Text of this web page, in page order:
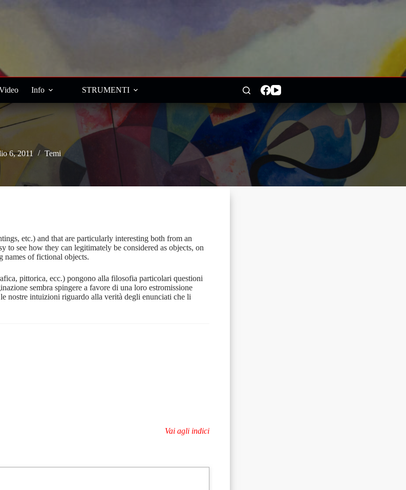
Info STRUMENTI
6, 2011 Temi
etc.) and that are particularly interesting both from an
to see how they can legitimately be considered as objects, on
names of fictional objects.
pittorica, ecc.) pongono alla filosofia particolari questioni
sembra spingere a favore di una loro estromissione
nostre intuizioni riguardo alla verità degli enunciati che li
Vai agli indici